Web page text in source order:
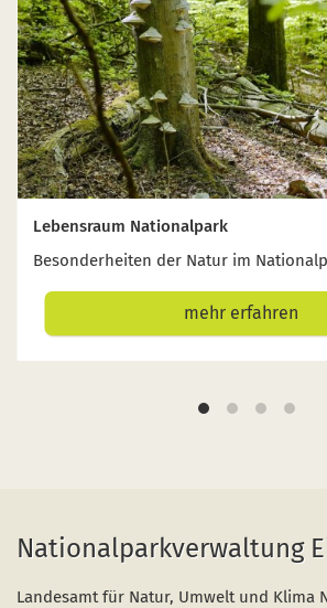
Lebensraum Nationalpark
Besonderheiten der Natur im
mehr erfahren
Nationalparkverwaltung
Landesamt für Natur, Umwelt und Klima